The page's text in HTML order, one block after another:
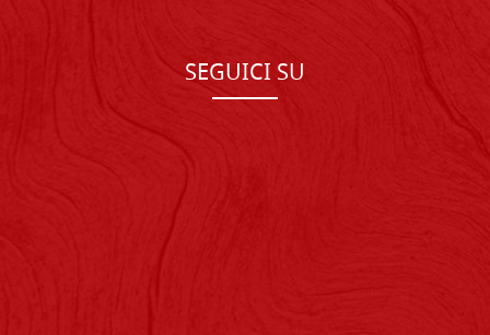
SEGUICI SU